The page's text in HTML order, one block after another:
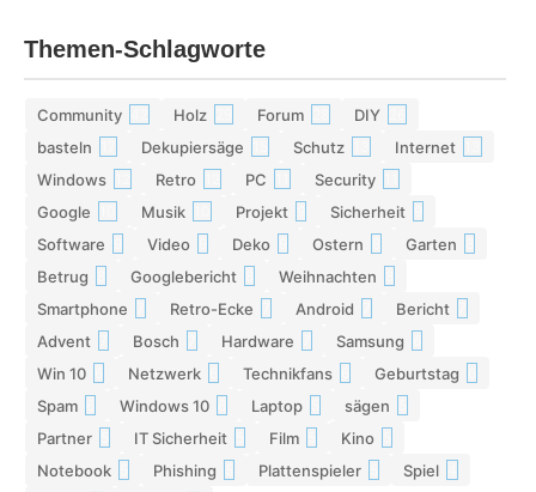
Themen-Schlagworte
Community Holz Forum DIY
basteln Dekupiersäge Schutz Internet
Windows Retro PC Security
Google Musik Projekt Sicherheit
Software Video Deko Ostern Garten
Betrug Googlebericht Weihnachten
Smartphone Retro-Ecke Android Bericht
Advent Bosch Hardware Samsung
Win 10 Netzwerk Technikfans Geburtstag
Spam Windows 10 Laptop sägen
Partner IT Sicherheit Film Kino
Notebook Phishing Plattenspieler Spiel